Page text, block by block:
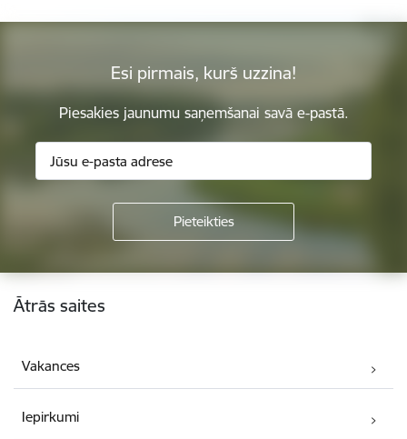
Esi pirmais, kurš uzzina!
Piesakies jaunumu saņemšanai savā e-pastā.
Kājene
Ātrās saites
Vakances
Iepirkumi